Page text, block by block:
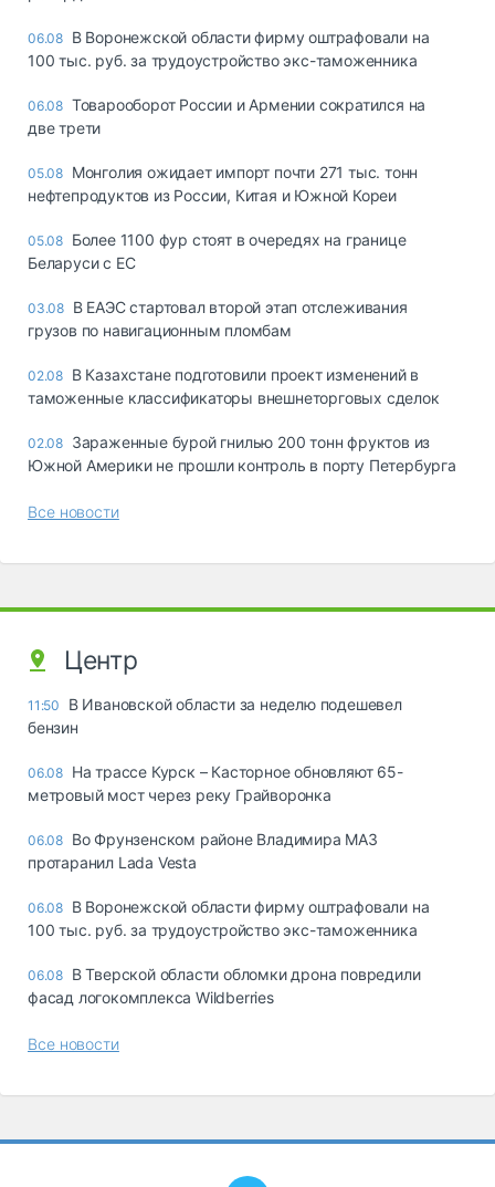
06.08 В Воронежской области фирму оштрафовали на
100 тыс. руб. за трудоустройство экс-таможенника
06.08 Товарооборот России и Армении сократился на
две трети
05.08 Монголия ожидает импорт почти 271 тыс. тонн
нефтепродуктов из России, Китая и Южной Кореи
05.08 Более 1100 фур стоят в очередях на границе
Беларуси с ЕС
03.08 В ЕАЭС стартовал второй этап отслеживания
грузов по навигационным пломбам
02.08 В Казахстане подготовили проект изменений в
таможенные классификаторы внешнеторговых сделок
02.08 Зараженные бурой гнилью 200 тонн фруктов из
Южной Америки не прошли контроль в порту Петербурга
Все новости
Центр
11:50
В Ивановской области за неделю подешевел
бензин
06.08 На трассе Курск – Касторное обновляют 65-
метровый мост через реку Грайворонка
06.08 Во Фрунзенском районе Владимира МАЗ
протаранил Lada Vesta
06.08 В Воронежской области фирму оштрафовали на
100 тыс. руб. за трудоустройство экс-таможенника
06.08 В Тверской области обломки дрона повредили
фасад логокомплекса Wildberries
Все новости